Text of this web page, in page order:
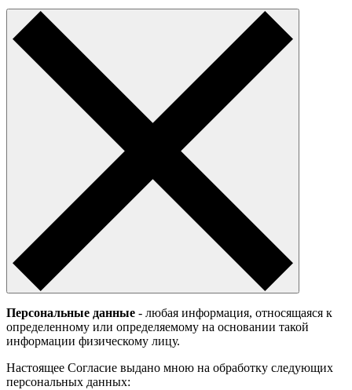
Персональные данные - любая информация, относящаяся к
определенному или определяемому на основании такой
информации физическому лицу.
Настоящее Согласие выдано мною на обработку следующих
персональных данных: